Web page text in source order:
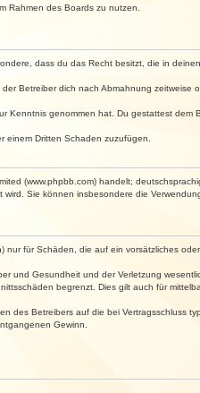
Rahmen des Boards zu nutzen.
dass du das Recht besitzt, die in
Betreiber dich nach Abmahnung zeitweise
Kenntnis genommen hat. Du gestattest dem
Dritten Schaden zuzufügen.
(www.phpbb.com) handelt;
Sie können insbesondere die
für Schäden, die auf ein vorsätzliches
und Gesundheit und der Verletzung
begrenzt. Dies gilt auch für
des Betreibers auf die bei Vertragsschluss
Gewinn.